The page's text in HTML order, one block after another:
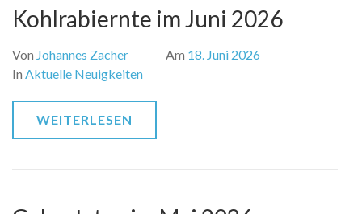
Kohlrabiernte im Juni 2026
Von Johannes Zacher Am 18. Juni 2026
In Aktuelle Neuigkeiten
WEITERLESEN